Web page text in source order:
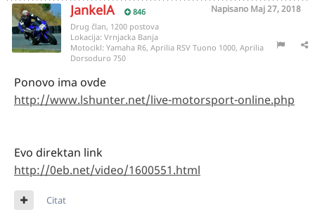
JankelA 846 Napisano Maj 27, 2018
Drug član, 1200 postova
Lokacija: Vrnjacka Banja
Motocikl: Yamaha R6, Aprilia RSV Tuono 1000, Aprilia
Dorsoduro 750
Ponovo ima ovde
http://www.lshunter.net/live-motorsport-online.php
Evo direktan link
http://0eb.net/video/1600551.html
Citat